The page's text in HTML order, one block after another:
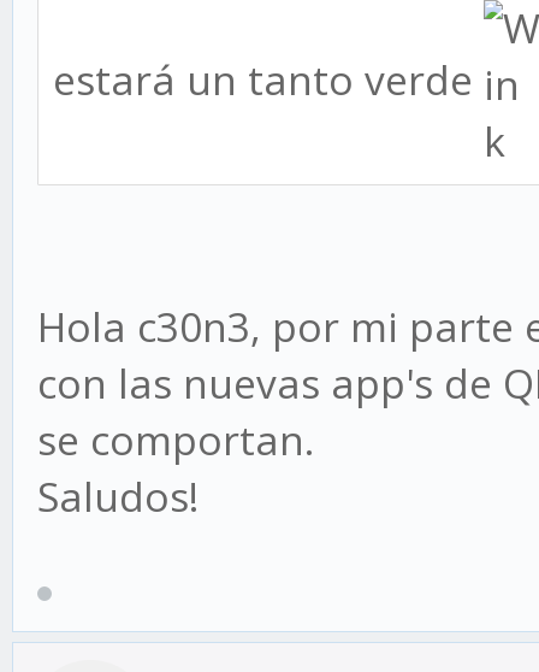
estará un tanto verde
Hola c30n3, por mi parte
con las nuevas app's de
se comportan.
Saludos!